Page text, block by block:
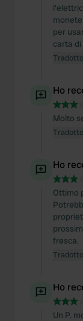
per
carta
Ho
Molto
Ho
Ottimo
fresca.
Ho
Un P.